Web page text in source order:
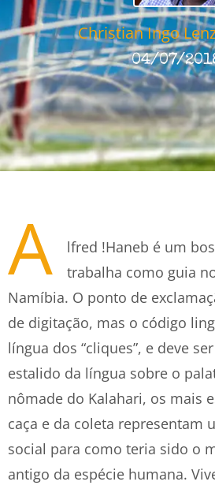
Christian Ingo
04/07/
A
lfred !Haneb é um
trabalha como guia
Namíbia. O ponto de
de digitação, mas o código
língua dos “cliques”, e deve
estalido da língua sobre o
nômade do Kalahari, os mais
caça e da coleta representam
social para como teria sido o
antigo da espécie humana.